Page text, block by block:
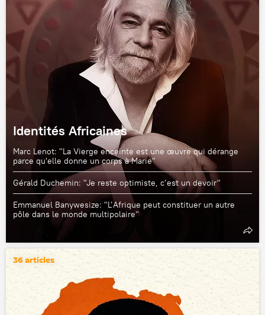
Identités Africaines
Marc Lenot: "La Vierge enceinte est une œuvre qui dérange
parce qu'elle donne un corps à Marie"
Gérald Duchemin: "Je reste optimiste, c’est un devoir"
Emmanuel Banywesize: "L’Afrique peut constituer un autre
pôle dans le monde multipolaire"
36 articles